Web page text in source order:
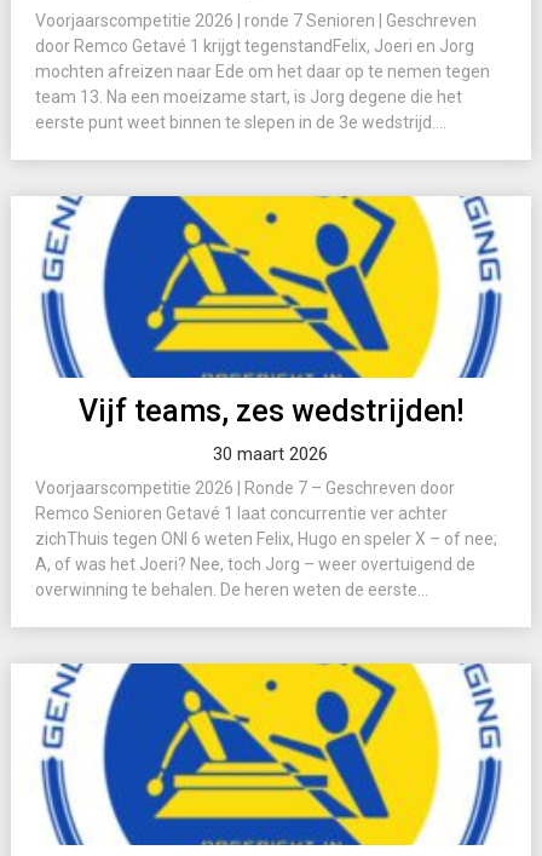
Voorjaarscompetitie 2026 | ronde 7 Senioren | Geschreven
door Remco Getavé 1 krijgt tegenstandFelix, Joeri en Jorg
mochten afreizen naar Ede om het daar op te nemen tegen
team 13. Na een moeizame start, is Jorg degene die het
eerste punt weet binnen te slepen in de 3e wedstrijd....
Vijf teams, zes wedstrijden!
30 maart 2026
Voorjaarscompetitie 2026 | Ronde 7 – Geschreven door
Remco Senioren Getavé 1 laat concurrentie ver achter
zichThuis tegen ONI 6 weten Felix, Hugo en speler X – of nee;
A, of was het Joeri? Nee, toch Jorg – weer overtuigend de
overwinning te behalen. De heren weten de eerste...